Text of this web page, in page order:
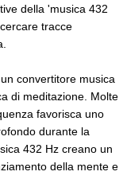
della 'musica 432
tracce
convertitore musica
di meditazione. Molte
favorisca uno
durante la
432 Hz creano un
della mente e